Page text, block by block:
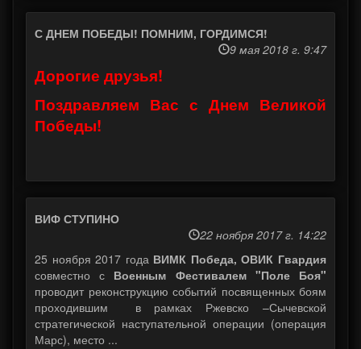
С ДНЕМ ПОБЕДЫ! ПОМНИМ, ГОРДИМСЯ!
9 мая 2018 г. 9:47
Дорогие друзья!
Поздравляем Вас с Днем Великой
Победы!
ВИФ СТУПИНО
22 ноября 2017 г. 14:22
25 ноября 2017 года ВИМК Победа, ОВИК Гвардия
совместно с Военным Фестивалем "Поле Боя"
проводит реконструкцию событий посвященных боям
проходившим в рамках Ржевско –Сычевской
стратегической наступательной операции (операция
Марс), место ...